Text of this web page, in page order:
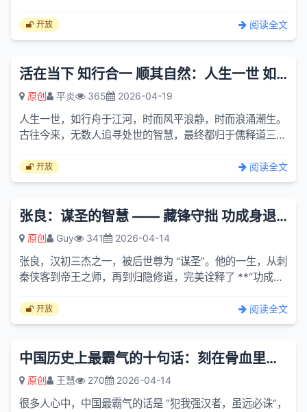
开放 阅读全文
活在当下 知行合一 顺其自然：人生一世 如行舟于江河
原创 平炎 365 2026-04-19
人生一世，如行舟于江河，时而风平浪静，时而浪涌潮生。
古往今来，无数人追寻处世的智慧，最终都归于儒释道三家
顺其自...
开放 阅读全文
张良：谋圣的智慧 —— 藏锋守拙 功成身退的处世之道（聆听史记）
原创 Guy 341 2026-04-14
张良，汉初三杰之一，被后世尊为 “谋圣”。他的一生，从刺
秦侠客到帝王之师，再到归隐修道，完美诠释了 **“功成、
开放 阅读全文
中国历史上最霸气的十句话：刻在骨血里的华夏风骨
原创 王慧 270 2026-04-14
很多人心中，中国最霸气的话是 “犯我强汉者，虽远必诛”，